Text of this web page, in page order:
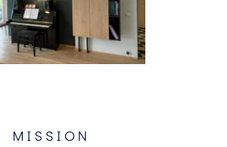
MISSION